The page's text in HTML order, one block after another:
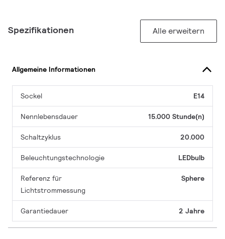
Spezifikationen Alle erweitern
Allgemeine Informationen
Sockel E14
Nennlebensdauer 15.000 Stunde(n)
Schaltzyklus 20.000
Beleuchtungstechnologie LEDbulb
Referenz für
Lichtstrommessung
Sphere
Garantiedauer 2 Jahre